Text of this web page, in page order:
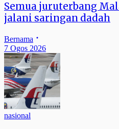
Semua juruterbang
jalani saringan dadah
Bernama
7 Ogos 2026
nasional